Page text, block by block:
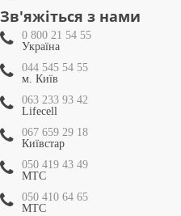
Зв'яжіться з нами
0 800 21 54 55
Україна
044 545 54 55
м. Київ
063 233 93 42
Lifecell
067 659 29 18
Київстар
050 419 43 49
МТС
050 410 64 65
МТС